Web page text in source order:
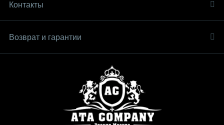
Контакты
Возврат и гарантии